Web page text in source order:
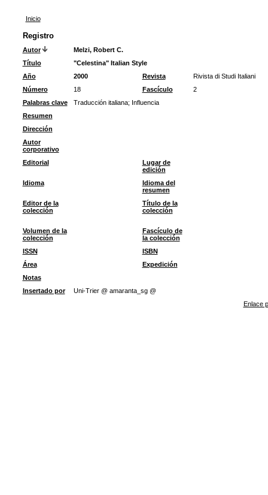
Inicio
Registro
Autor
Melzi, Robert C.
Título
"Celestina" Italian Style
Año
2000 Revista
Rivista di Studi Italiani
Número
18 Fascículo
2
Palabras clave
Traducción italiana; Influencia
Resumen
Dirección
Autor
corporativo
Editorial
Lugar de
edición
Idioma
Idioma del
resumen
Editor de la
colección
Título de la
colección
Volumen de la
colección
Fascículo de
la colección
ISSN
ISBN
Área
Expedición
Notas
Insertado por
Uni-Trier @ amaranta_sg @
Enlace